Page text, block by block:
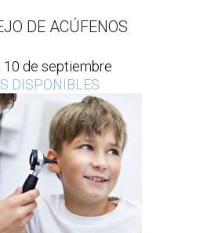
DE ACÚFENOS
10 de septiembre
DISPONIBLES